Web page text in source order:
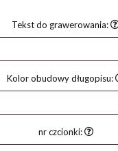
Tekst do grawerowania:
Kolor obudowy długopisu:
nr czcionki: